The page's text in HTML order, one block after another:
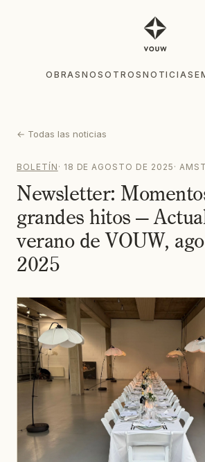
OBRASNOSOTROS NOTICIAS
← Todas las noticias
BOLETÍN · 18 DE AGOSTO DE 2025 ·
Newsletter:
grandes hitos —
verano de VOUW,
2025